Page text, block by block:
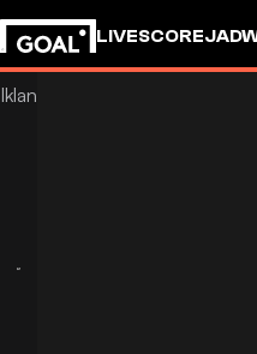
LIVESCORE